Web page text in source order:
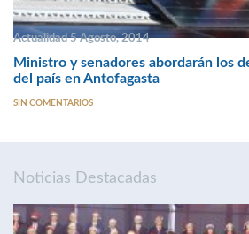
Actualidad 5 Agosto, 2014
Ministro y senadores abordarán los
del país en Antofagasta
SIN COMENTARIOS
Noticias Destacadas